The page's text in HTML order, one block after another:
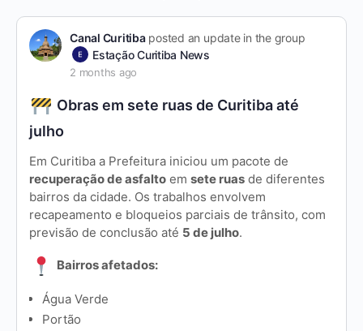
Canal Curitibaposted an update in the group
Estação Curitiba News
2 months ago
Obras em sete ruas de Curitiba até
julho
Em Curitiba a Prefeitura iniciou um pacote de
recuperação de asfalto em sete ruas de diferentes
bairros da cidade. Os trabalhos envolvem
recapeamento e bloqueios parciais de trânsito, com
previsão de conclusão até 5 de julho.
Bairros afetados:
Água Verde
Portão